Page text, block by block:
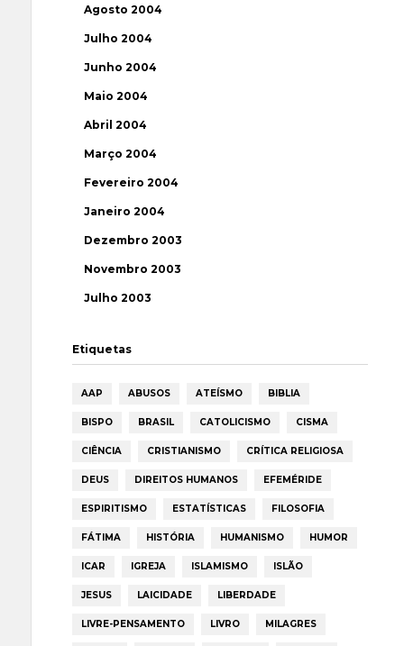
Agosto 2004
Julho 2004
Junho 2004
Maio 2004
Abril 2004
Março 2004
Fevereiro 2004
Janeiro 2004
Dezembro 2003
Novembro 2003
Julho 2003
Etiquetas
AAP ABUSOS ATEÍSMO BIBLIA
BISPO BRASIL CATOLICISMO CISMA
CIÊNCIA CRISTIANISMO CRÍTICA RELIGIOSA
DEUS DIREITOS HUMANOS EFEMÉRIDE
ESPIRITISMO ESTATÍSTICAS FILOSOFIA
FÁTIMA HISTÓRIA HUMANISMO HUMOR
ICAR IGREJA ISLAMISMO ISLÃO
JESUS LAICIDADE LIBERDADE
LIVRE-PENSAMENTO LIVRO MILAGRES